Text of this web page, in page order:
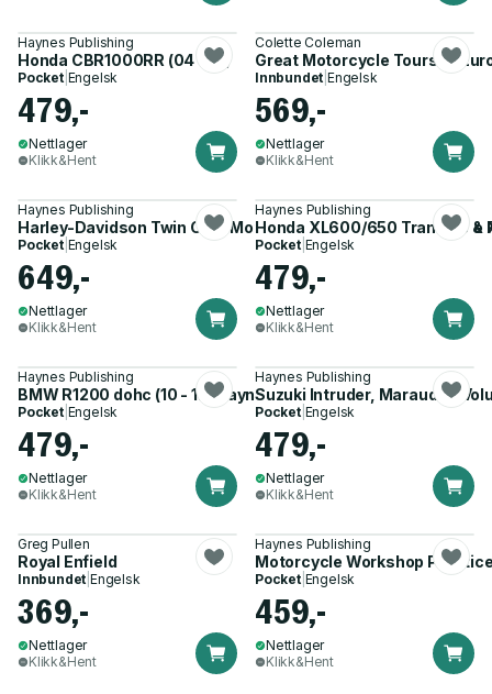
Haynes Publishing
Honda CBR1000RR (04 -07)
Pocket| Engelsk
479,-
Nettlager
Klikk&Hent
Colette Coleman
Great Motorcycle Tours of
Innbundet |Engelsk
569,-
Nettlager
Klikk&Hent
Haynes Publishing
Harley-Davidson Twin Cam Motorcycle (2000-2005) Service
Pocket| Engelsk
649,-
Nettlager
Klikk&Hent
Haynes Publishing
Honda XL600/650 Transalp &
Pocket| Engelsk
479,-
Nettlager
Klikk&Hent
Haynes Publishing
BMW R1200 dohc (10 - 12) Haynes Repair Manual
Pocket| Engelsk
479,-
Nettlager
Klikk&Hent
Haynes Publishing
Suzuki Intruder, Marauder,
Pocket| Engelsk
479,-
Nettlager
Klikk&Hent
Greg Pullen
Royal Enfield
Innbundet |Engelsk
369,-
Nettlager
Klikk&Hent
Haynes Publishing
Motorcycle Workshop
Pocket| Engelsk
459,-
Nettlager
Klikk&Hent